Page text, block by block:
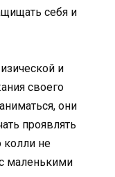
себя и
и
своего
они
проявлять
колли не
маленькими